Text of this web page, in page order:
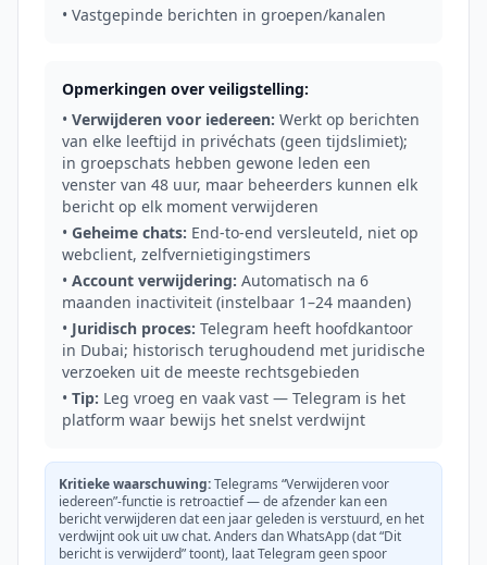
• Vastgepinde berichten in groepen/kanalen
Opmerkingen over veiligstelling:
• Verwijderen voor iedereen: Werkt op berichten
van elke leeftijd in privéchats (geen tijdslimiet);
in groepschats hebben gewone leden een
venster van 48 uur, maar beheerders kunnen elk
bericht op elk moment verwijderen
• Geheime chats: End-to-end versleuteld, niet op
webclient, zelfvernietigingstimers
• Account verwijdering: Automatisch na 6
maanden inactiviteit (instelbaar 1–24 maanden)
• Juridisch proces: Telegram heeft hoofdkantoor
in Dubai; historisch terughoudend met juridische
verzoeken uit de meeste rechtsgebieden
• Tip: Leg vroeg en vaak vast — Telegram is het
platform waar bewijs het snelst verdwijnt
Kritieke waarschuwing:Telegrams “Verwijderen voor
iedereen”-functie is retroactief — de afzender kan een
bericht verwijderen dat een jaar geleden is verstuurd, en het
verdwijnt ook uit uw chat. Anders dan WhatsApp (dat “Dit
bericht is verwijderd” toont), laat Telegram geen spoor